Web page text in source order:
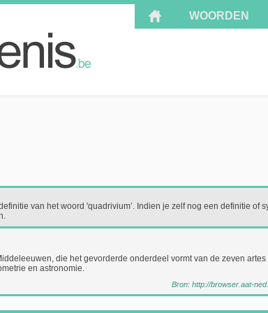
WOORDEN
van het woord 'quadrivium’. Indien je zelf nog een definitie of
die het gevorderde onderdeel vormt van de zeven
en astronomie.
Bron: http://browser.aat-